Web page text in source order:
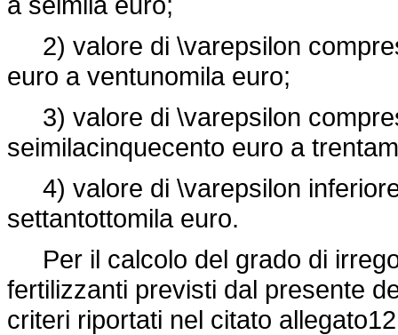
2) valore di \varepsilon
euro a ventunomila euro;
3) valore di \varepsilon
seimilacinquecento euro a
4) valore di \varepsilon
settantottomila euro.
Per il calcolo del grado di
fertilizzanti previsti dal presente
criteri riportati nel citato